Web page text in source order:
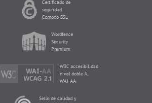
Certificado de
seguridad
Comodo SSL
Wordfence
Security
Premium
W3C accesibilidad
nivel doble A,
WAI-AA
Sello de calidad y